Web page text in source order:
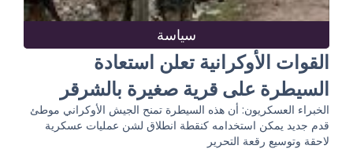
سياسة
القوات الأوكرانية تعلن استعادة
السيطرة على قرية صغيرة بالشرقر
الخبراء العسكريون: أن هذه السيطرة تمنح الجيش الأوكراني موطئ
قدم جديد يمكن استخدامه كنقطة انطلاق لشن عمليات عسكرية
لاحقة وتوسيع رقعة التحرير